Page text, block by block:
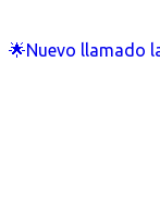
🌟Nuevo llamado